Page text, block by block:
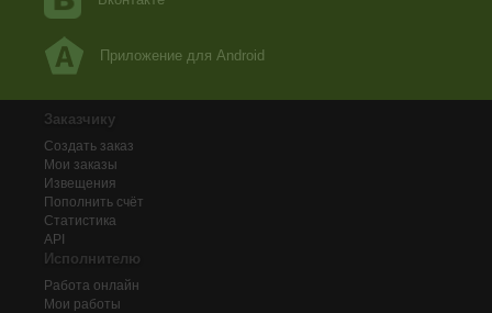
Приложение для Android
Заказчику
Создать заказ
Мои заказы
Извещения
Пополнить счёт
Статистика
API
Исполнителю
Работа онлайн
Мои работы